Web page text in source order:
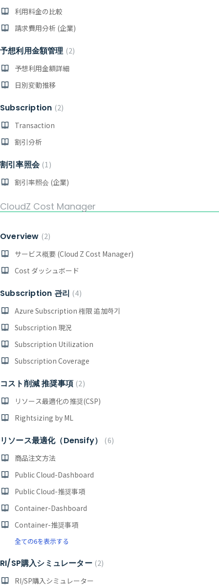
利用料金の比較
請求費用分析 (企業)
予想利用金額管理 2
予想利用金額詳細
日別変動推移
Subscription 2
Transaction
割引分析
割引率照会 1
割引率照会 (企業)
CloudZ Cost Manager
Overview 2
サービス概要 (Cloud Z Cost Manager)
Cost ダッシュボード
Subscription 관리 4
Azure Subscription 権限 追加하기
Subscription 現況
Subscription Utilization
Subscription Coverage
コスト削減 推奨事項 2
リソース最適化の推奨(CSP)
Rightsizing by ML
リソース最適化（Densify）
6
商品注文方法
Public Cloud-Dashboard
Public Cloud-推奨事項
Container-Dashboard
Container-推奨事項
全ての6を表示する
RI/SP購入シミュレーター 2
RI/SP購入シミュレーター